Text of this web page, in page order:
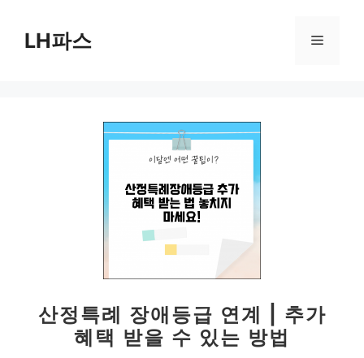
LH파스 메
산정특례 장애등급 연계 | 추가
혜택 받을 수 있는 방법